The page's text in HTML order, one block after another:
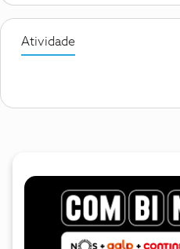
Atividade